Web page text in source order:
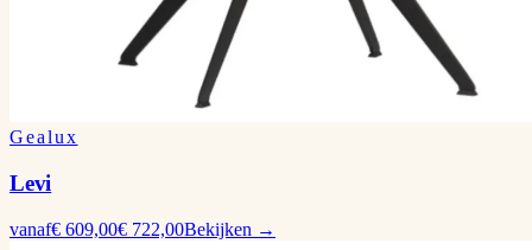
Gealux
Levi
vanaf€ 609,00€ 722,00Bekijken →